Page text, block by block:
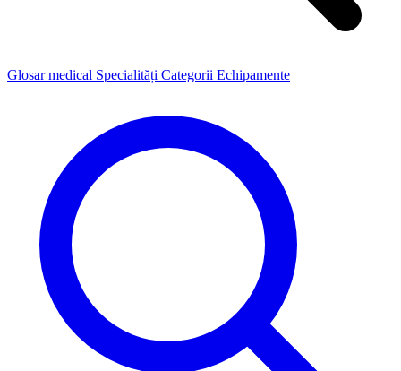
Glosar medical Specialități Categorii Echipamente